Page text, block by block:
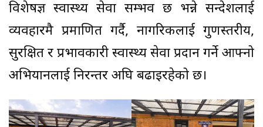
विशेषज्ञ स्वास्थ्य सेवा सम्भव छ भन्ने सन्देशलाई
व्यवहारमै प्रमाणित गर्दै, नागरिकलाई गुणस्तरीय,
सुरक्षित र प्रभावकारी स्वास्थ्य सेवा प्रदान गर्ने आफ्नो
अभियानलाई निरन्तर अघि बढाइरहेको छ।